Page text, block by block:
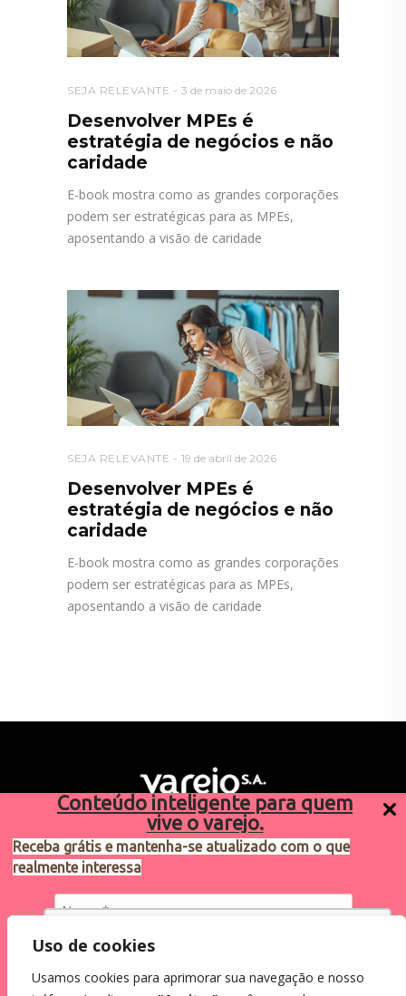
Conteúdo inteligente para quem
vive o varejo.
Receba grátis e mantenha-se atualizado com o que
realmente interessa
Eu concordo em receber comunicações.
Utilizamos cookies para oferecer melhor
como você interage em nosso site e
Uso de cookies
Usamos cookies para aprimorar sua navegação e nosso
SEJA RELEVANTE 3 de maio de 2026
Desenvolver MPEs é
estratégia de negócios e não
caridade
E-book mostra como as grandes corporações
podem ser estratégicas para as MPEs,
aposentando a visão de caridade
SEJA RELEVANTE 19 de abril de 2026
Desenvolver MPEs é
estratégia de negócios e não
caridade
E-book mostra como as grandes corporações
podem ser estratégicas para as MPEs,
aposentando a visão de caridade
Sugestões de pauta
varejosa@cndl.org.br